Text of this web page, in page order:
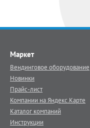
Маркет
Вендинговое оборудование
Новинки
Прайс-лист
Компании на Яндекс.Карте
Каталог компаний
Инструкции